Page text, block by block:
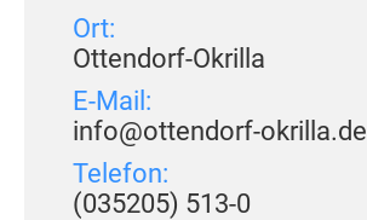
Ort:
Ottendorf-Okrilla
E-Mail:
info@ottendorf-okrilla.de
Telefon:
(035205) 513-0